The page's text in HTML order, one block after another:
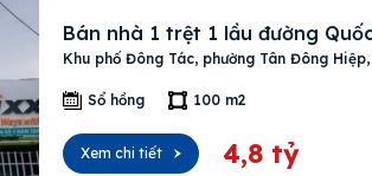
Bán nhà 1 trệt 1 lầu đường
Khu phố Đông Tác, phường Tân Đông
Sổ hồng 100 m2
Xem chi tiết 4,8 tỷ